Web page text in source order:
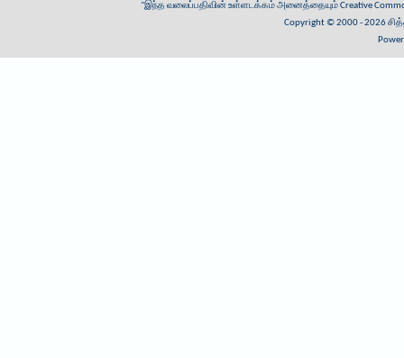
"இந்த வலைப்பதிவின் உள்ளடக்கம் அனைத்தையும்Creative
Copyright © 2000 - 2026